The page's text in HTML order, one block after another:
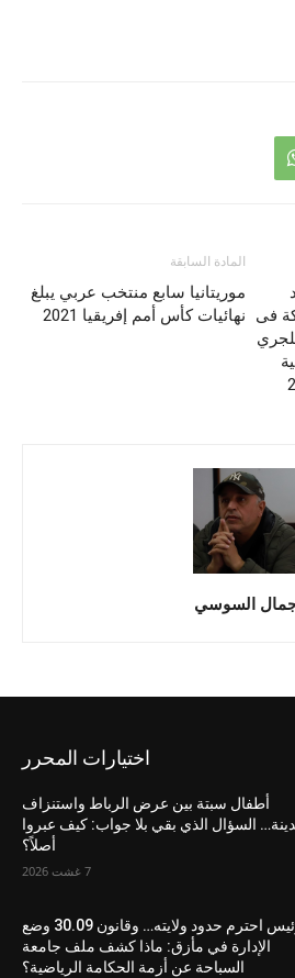
المادة السابقة
موريتانيا سابع منتخب عربي يبلغ
نهائيات كأس أمم إفريقيا 2021
فى
السوسي
اختيارات المحرر
أطفال سبتة بين عرض الرباط واستنزاف
السؤال الذي بقي بلا جواب: كيف عبروا
أصلاً؟
7 غشت 2026
رئيس احترم حدود ولايته… وقانون 30.09 وضع
الإدارة في مأزق: ماذا كشف ملف جامعة
السباحة عن أزمة الحكامة الرياضية؟